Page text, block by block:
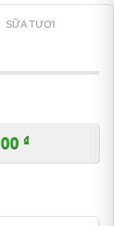
SỮA TƯƠI
₫.
₫
hiện
là: